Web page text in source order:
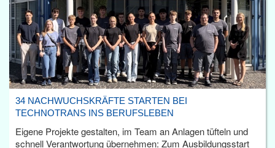
34 NACHWUCHSKRÄFTE STARTEN BEI
TECHNOTRANS INS BERUFSLEBEN
Eigene Projekte gestalten, im Team an Anlagen tüfteln und
schnell Verantwortung übernehmen: Zum Ausbildungsstart